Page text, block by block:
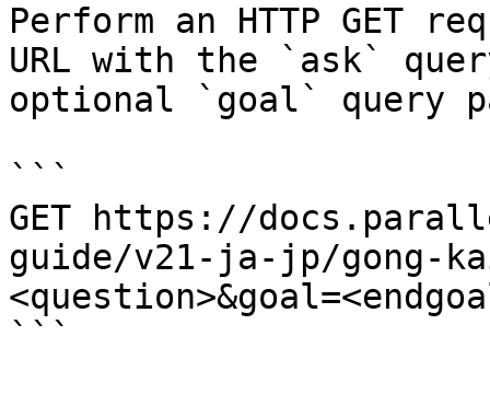
Perform an HTTP GET
URL with the `ask`
optional `goal` query
```
GET https://
guide/v21-ja-jp/gong-
```